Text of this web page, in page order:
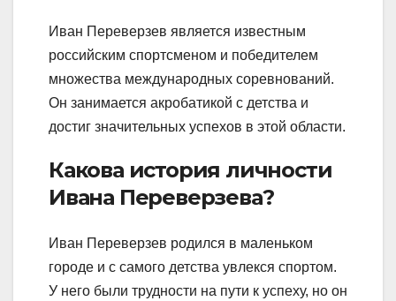
Иван Переверзев является известным
российским спортсменом и победителем
множества международных соревнований.
Он занимается акробатикой с детства и
достиг значительных успехов в этой области.
Какова история личности
Ивана Переверзева?
Иван Переверзев родился в маленьком
городе и с самого детства увлекся спортом.
У него были трудности на пути к успеху, но он